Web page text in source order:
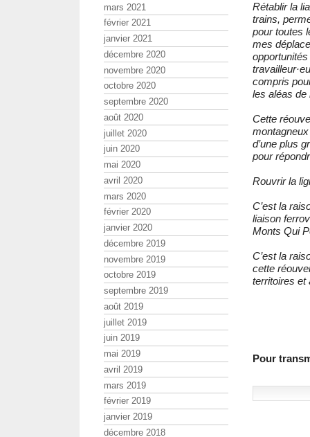
Rétablir la
trains,
pour toutes
mes
compris
les aléas de
Cette
d’une plus
pour
Rouvrir la
C’est la
liaison
Monts Qui
C’est la
cette
territoires et
Pour
mars 2021
février 2021
janvier 2021
décembre 2020
novembre 2020
octobre 2020
septembre 2020
août 2020
juillet 2020
juin 2020
mai 2020
avril 2020
mars 2020
février 2020
janvier 2020
décembre 2019
novembre 2019
octobre 2019
septembre 2019
août 2019
juillet 2019
juin 2019
mai 2019
avril 2019
mars 2019
février 2019
janvier 2019
décembre 2018